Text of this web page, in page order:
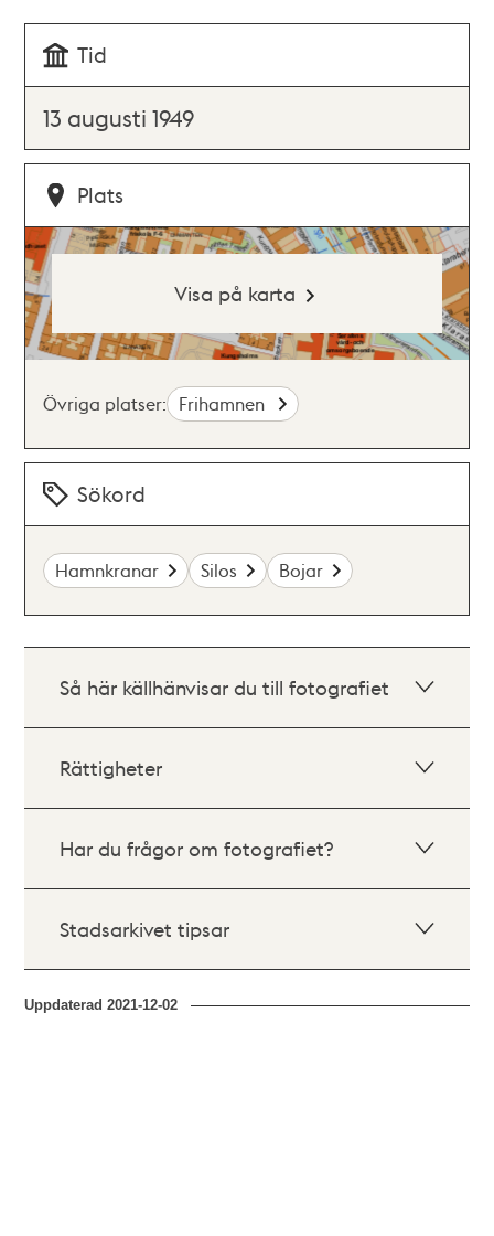
Tid
13 augusti 1949
Plats
Visa på karta
Övriga platser: Frihamnen
Sökord
Hamnkranar Silos Bojar
Så här källhänvisar du till fotografiet
Rättigheter
Har du frågor om fotografiet?
Stadsarkivet tipsar
Uppdaterad2021-12-02